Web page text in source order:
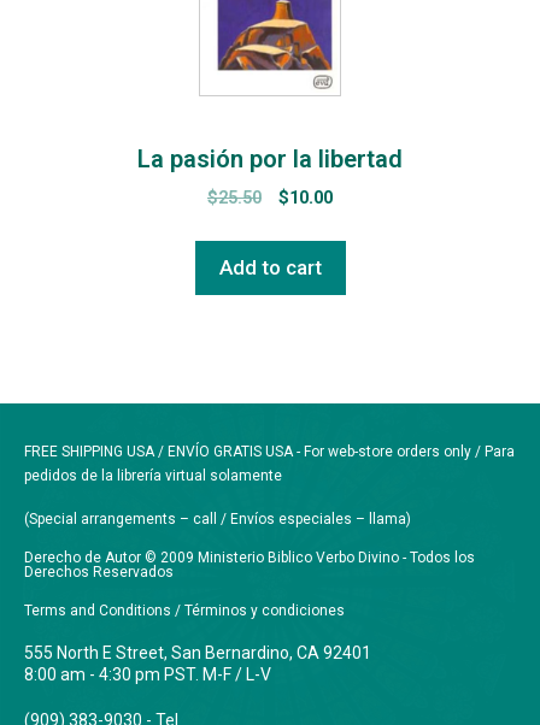
La pasión por la libertad
$25.50 $10.00
Add to cart
FREE SHIPPING USA / ENVÍO GRATIS USA - For web-store orders only / Para
pedidos de la librería virtual solamente
(Special arrangements – call / Envíos especiales – llama)
Derecho de Autor © 2009 Ministerio Biblico Verbo Divino - Todos los
Derechos Reservados
Terms and Conditions / Términos y condiciones
555 North E Street, San Bernardino, CA 92401
8:00 am - 4:30 pm PST. M-F / L-V
(909) 383-9030 - Tel